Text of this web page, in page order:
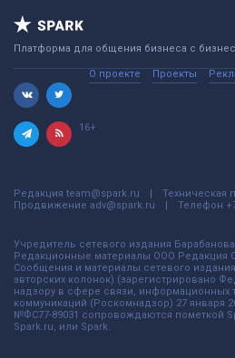
Платформа для общения бизнеса с
О проекте Проекты
16+
Редакция team@spark.ru Техническая
Продвижение adv@spark.ru Телефон
Учредитель сетевого издания
Редакционные материалы ООО Редакция
Сообщения и материалы сетевого
авторских колонок) (зарегистрировано
надзору в сфере связи, информационных
коммуникаций (Роскомнадзор) 27 января
№ФС77-89031 сопровождаются пометкой
Spark.ru, или Spark.